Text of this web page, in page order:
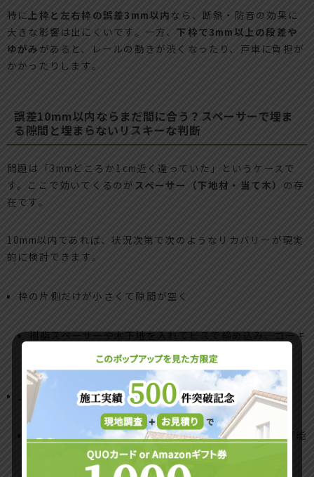
特に 上枠と左右枠の誤差3mm以内なら、断熱・防音の効果に
大きな影響は出にくいです。一方、下枠で3mm以上の段差や
ゆがみ があると、レールの動きが渋くなったり、戸車に負担が
かかったりします。
誤差10mm以内ならまだ間に合う？スペーサーで埋ま
る隙間と埋まらないリスキーな判断
問題は「3mmどころか1cm近く違っていた」というケースで
す。ここで効いてくるのが スペーサー（下地材・当て木） の存
在です。
10mm以内であれば、状況次第で次のようなリカバリーが現実
的に検討できます。
枠の片側だけが小さくて隙間が空く
樹脂スペーサーや木下地を入れてビスで締め込み、コーキ
ングで気密を取る
上枠に7〜8mmの隙間が出た
見えない位置なら、スペーサー＋シーリングでカバー可能
な場合が多い